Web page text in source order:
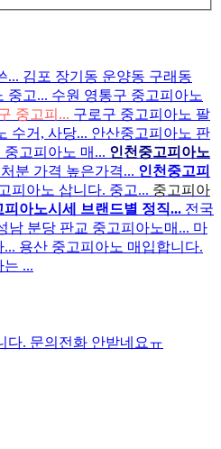
... 김포 장기동 운양동 구래동
중고... 수원 영통구 중고피아노
중고피... 구로구 중고피아노 팔
수거, 사당... 안산중고피아노 판
고피아노 매... 인천중고피아노
분 가격 높은가격... 인천중고피
피아노 삽니다. 중고... 중고피아
피아노시세 브랜드별 정직... 전국
남 분당 판교 중고피아노매... 마
... 용산 중고피아노 매입합니다.
...
다. 문의전화 안받네요ㅠ